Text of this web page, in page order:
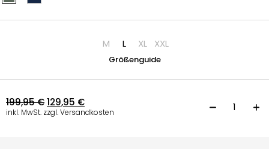
M L XL XXL
Größenguide
199,95€129,95 €
inkl. MwSt. zzgl. Versandkosten